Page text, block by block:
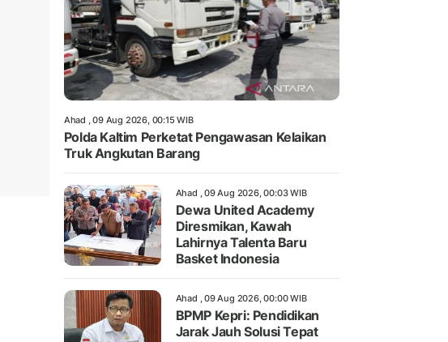
Ahad , 09 Aug 2026, 00:15 WIB
Polda Kaltim Perketat Pengawasan Kelaikan
Truk Angkutan Barang
Ahad , 09 Aug 2026, 00:03 WIB
Dewa United Academy
Diresmikan, Kawah
Lahirnya Talenta Baru
Basket Indonesia
Ahad , 09 Aug 2026, 00:00 WIB
BPMP Kepri: Pendidikan
Jarak Jauh Solusi Tepat